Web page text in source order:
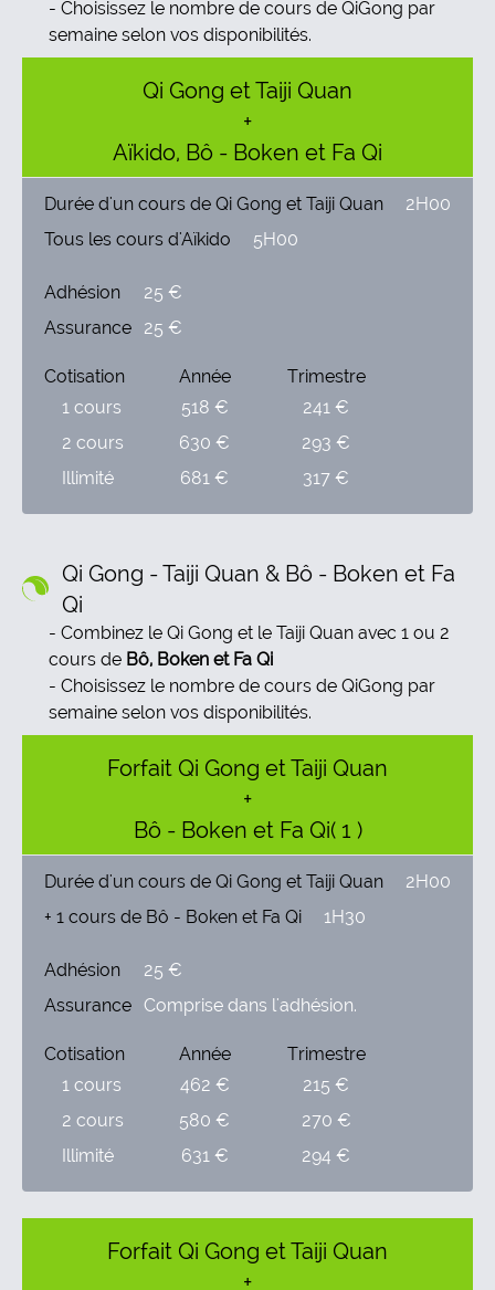
Choisissez le nombre de cours de QiGong par
semaine selon vos disponibilités.
Qi Gong et Taiji Quan
+
Aïkido, Bô - Boken et Fa Qi
Durée d'un cours de Qi Gong et Taiji Quan
2H00
Tous les cours d'Aïkido
5H00
Adhésion
25 €
Assurance
25 €
Cotisation Année
Trimestre
1 cours
518 €
241 €
2 cours
630 €
293 €
Illimité
681 € 317 €
Qi Gong - Taiji Quan & Bô - Boken et Fa
Qi
Combinez le Qi Gong et le Taiji Quan avec 1 ou 2
cours de Bô, Boken et Fa Qi
Choisissez le nombre de cours de QiGong par
semaine selon vos disponibilités.
Forfait Qi Gong et Taiji Quan
+
Bô - Boken et Fa Qi( 1 )
Durée d'un cours de Qi Gong et Taiji Quan
2H00
+ 1 cours de Bô - Boken et Fa Qi
1H30
Adhésion
25 €
Assurance Comprise dans l'adhésion.
Cotisation Année
Trimestre
1 cours
462 €
215 €
2 cours
580 €
270 €
Illimité
631 € 294 €
Forfait Qi Gong et Taiji Quan
+